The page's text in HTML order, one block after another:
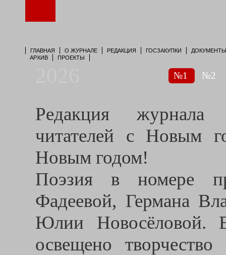
ГЛАВНАЯ О ЖУРНАЛЕ РЕДАКЦИЯ ГОСЗАКУПКИ
ДОКУМЕНТЫ
АРХИВ
ПРОЕКТЫ
№1 №2
Редакция журнала
читателей с Новым
Новым годом!
Поэзия в номере
Фадеевой, Германа
Юлии Новосёловой.
освещено творчество